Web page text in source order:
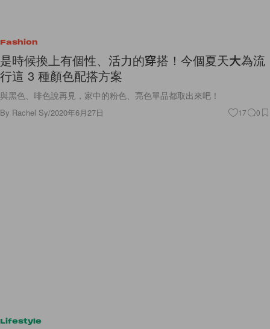
Fashion
是時候換上有個性、活力的穿搭！今個夏天大為流
行這 3 種顏色配搭方案
與黑色、啡色說再見，家中的粉色、亮色單品都取出來吧！
By Rachel Sy/2020年6月27日 17 0
Lifestyle